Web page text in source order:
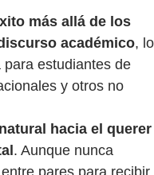
más allá de los
académico, lo
estudiantes de
y otros no
hacia el querer
. Aunque nunca
pares para recibir